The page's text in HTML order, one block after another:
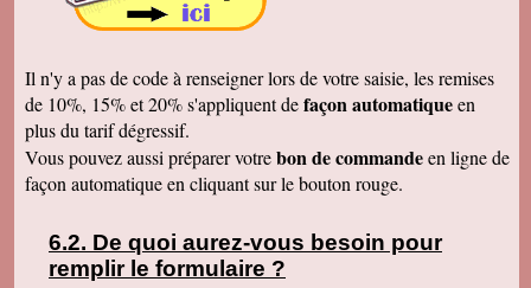
Véronique F.
Marc T.
J'ai reçu le DVD hier. Merci beaucoup, j'aurai
d'autres bandes à vous envoyer dont du super8.
Cordialement
François L.
10.10) et tous les fichiers se sont ouverts.
Merci pour le chèque de remboursement. Il est
clair que j'indiquerais vos coordonnées aux
Il n'y a pas de code à renseigner lors de votre saisie, les remises
de 10%, 15% et 20% s'appliquent defaçon automatiqueen
plus du tarif dégressif.
Vous pouvez aussi préparer votrebon de commandeen ligne de
façon automatique en cliquant sur le bouton rouge.
De quoi aurez-vous besoin pour
remplir le formulaire ?